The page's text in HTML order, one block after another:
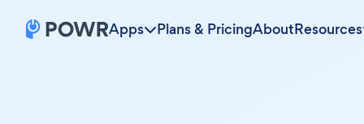
Apps Plans & PricingAboutResources